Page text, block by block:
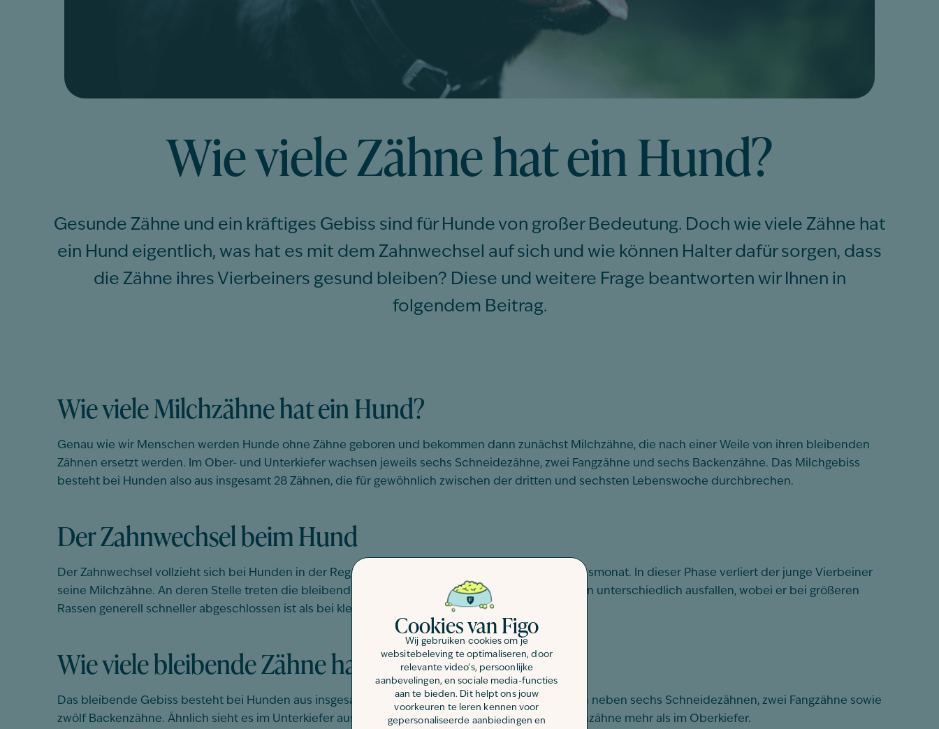
Cookies van Figo
Wij gebruiken cookies om je
websitebeleving te optimaliseren, door
relevante video's, persoonlijke
aanbevelingen, en sociale media-functies
aan te bieden. Dit helpt ons jouw
voorkeuren te leren kennen voor
gepersonaliseerde aanbiedingen en
Wie viele Zähne hat ein Hund?
Gesunde Zähne und ein kräftiges Gebiss sind für Hunde von großer Bedeutung. Doch wie viele Zähne hat
ein Hund eigentlich, was hat es mit dem Zahnwechsel auf sich und wie können Halter dafür sorgen, dass
die Zähne ihres Vierbeiners gesund bleiben? Diese und weitere Frage beantworten wir Ihnen in
folgendem Beitrag.
Wie viele Milchzähne hat ein Hund?
Genau wie wir Menschen werden Hunde ohne Zähne geboren und bekommen dann zunächst Milchzähne, die nach einer Weile von ihren bleibenden
Zähnen ersetzt werden. Im Ober- und Unterkiefer wachsen jeweils sechs Schneidezähne, zwei Fangzähne und sechs Backenzähne. Das Milchgebiss
besteht bei Hunden also aus insgesamt 28 Zähnen, die für gewöhnlich zwischen der dritten und sechsten Lebenswoche durchbrechen.
Der Zahnwechsel beim Hund
Der Zahnwechsel vollzieht sich bei Hunden in der Regel zwischen dem vierten und siebten Lebensmonat. In dieser Phase verliert der junge Vierbeiner
seine Milchzähne. An deren Stelle treten die bleibenden Zähne. Die Dauer des Zahnwechsels kann unterschiedlich ausfallen, wobei er bei größeren
Rassen generell schneller abgeschlossen ist als bei kleineren.
Wie viele bleibende Zähne hat ein Hund?
Das bleibende Gebiss besteht bei Hunden aus insgesamt 42 Zähnen. Im Oberkiefer befinden sich neben sechs Schneidezähnen, zwei Fangzähne sowie
zwölf Backenzähne. Ähnlich sieht es im Unterkiefer aus. Allerdings haben Hunde dort zwei Backenzähne mehr als im Oberkiefer.